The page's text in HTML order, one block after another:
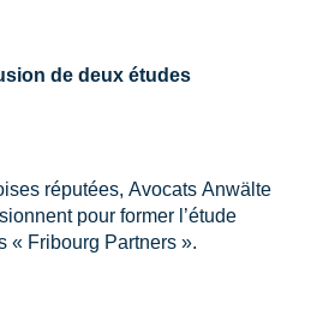
de deux études
réputées, Avocats Anwälte
pour former l’étude
« Fribourg Partners ».